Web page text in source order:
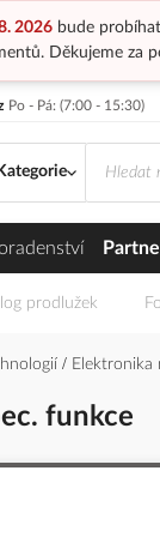
2026bude probíhat
Děkujeme za
Po - Pá: (7:00 - 15:30)
Kategorie
prodlužek
Elektronika
funkce